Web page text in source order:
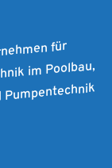
für
im Poolbau,